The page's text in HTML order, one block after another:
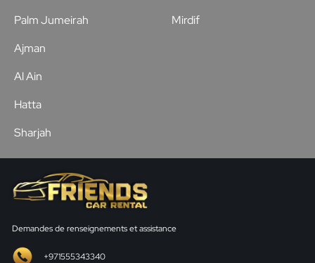
Palm Jumeirah
Mirdif
Ajman
Al Ain
Hatta
Sharjah
Demandes de renseignements et assistance
+971555343340